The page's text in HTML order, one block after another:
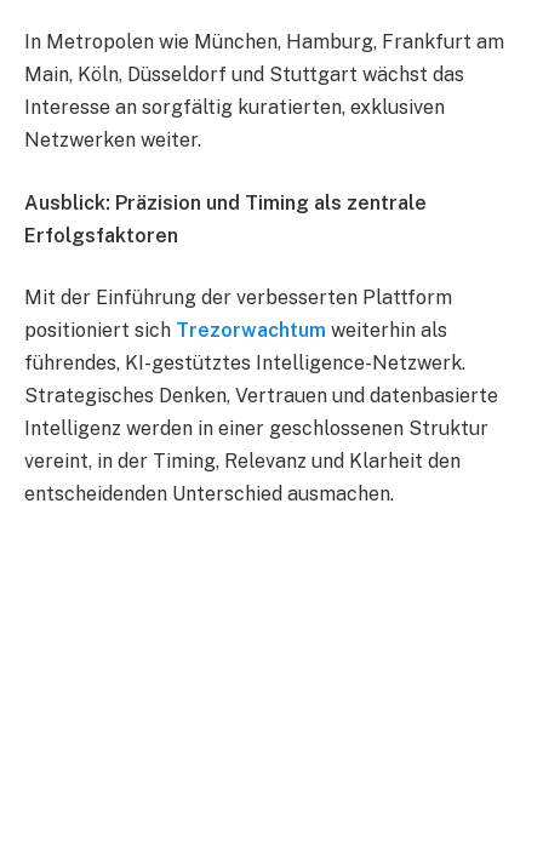
In Metropolen wie München, Hamburg, Frankfurt am
Main, Köln, Düsseldorf und Stuttgart wächst das
Interesse an sorgfältig kuratierten, exklusiven
Netzwerken weiter.
Ausblick: Präzision und Timing als zentrale
Erfolgsfaktoren
Mit der Einführung der verbesserten Plattform
positioniert sich Trezorwachtum weiterhin als
führendes, KI-gestütztes Intelligence-Netzwerk.
Strategisches Denken, Vertrauen und datenbasierte
Intelligenz werden in einer geschlossenen Struktur
vereint, in der Timing, Relevanz und Klarheit den
entscheidenden Unterschied ausmachen.